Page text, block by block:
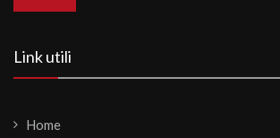
Link utili
Home